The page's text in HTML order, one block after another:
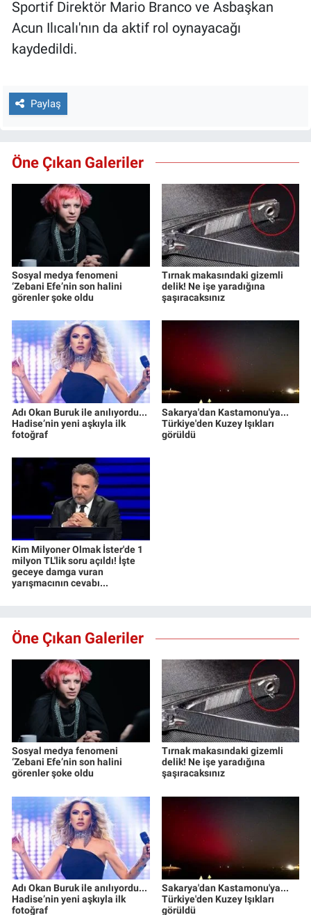
Sportif Direktör Mario Branco ve Asbaşkan
Acun Ilıcalı'nın da aktif rol oynayacağı
kaydedildi.
Paylaş
Öne Çıkan Galeriler
Sosyal medya fenomeni
‘Zebani Efe’nin son halini
görenler şoke oldu
Tırnak makasındaki gizemli
delik! Ne işe yaradığına
şaşıracaksınız
Adı Okan Buruk ile anılıyordu...
Hadise’nin yeni aşkıyla ilk
fotoğraf
Sakarya'dan Kastamonu'ya...
Türkiye'den Kuzey Işıkları
görüldü
Kim Milyoner Olmak İster'de 1
milyon TL'lik soru açıldı! İşte
geceye damga vuran
yarışmacının cevabı...
Öne Çıkan Galeriler
Sosyal medya fenomeni
‘Zebani Efe’nin son halini
görenler şoke oldu
Tırnak makasındaki gizemli
delik! Ne işe yaradığına
şaşıracaksınız
Adı Okan Buruk ile anılıyordu...
Hadise’nin yeni aşkıyla ilk
fotoğraf
Sakarya'dan Kastamonu'ya...
Türkiye'den Kuzey Işıkları
görüldü